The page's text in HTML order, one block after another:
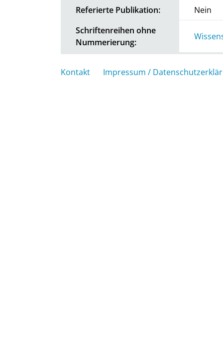
Referierte Publikation:
Nein
Schriftenreihen ohne
Nummerierung:
Kontakt Impressum /